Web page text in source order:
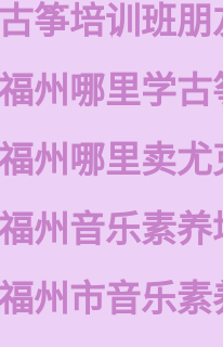
古筝培训班
州哪里学
州哪里卖
州音乐素
州市音乐素